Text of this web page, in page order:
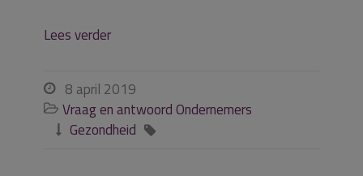
Lees verder
 8 april 2019
 Vraag en antwoord Ondernemers
 Gezondheid 